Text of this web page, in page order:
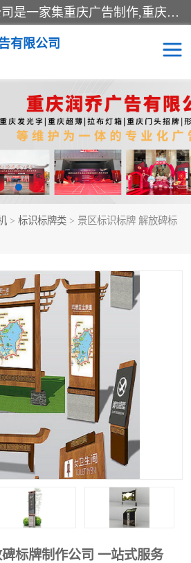
重庆润乔广告有限公司是一家集重庆广告制作,重庆标识标牌,亚克力发光字,led发光字,树脂发光字,超薄灯箱,拉布灯箱,吸塑灯箱,门头招牌,企业形象墙,写真喷绘,x展架,拉网展架,广告展架,条幅,锦旗设计,制作,施工,维护为一体的专业化广告公司.
有限公司
> 标识标牌类 > 景区标识标牌 解放碑标
标牌制作公司 一站式服务
发光字类
形象墙类
写真喷绘类
条幅